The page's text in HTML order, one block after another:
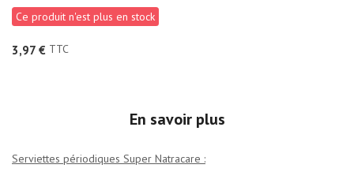
Ce produit n'est plus en stock
3,97 € TTC
En savoir plus
Serviettes périodiques Super Natracare :